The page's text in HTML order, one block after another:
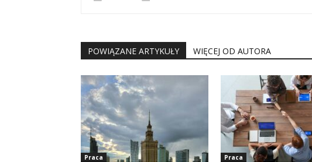
POWIĄZANE ARTYKUŁY WIĘCEJ OD AUTORA
Praca Praca